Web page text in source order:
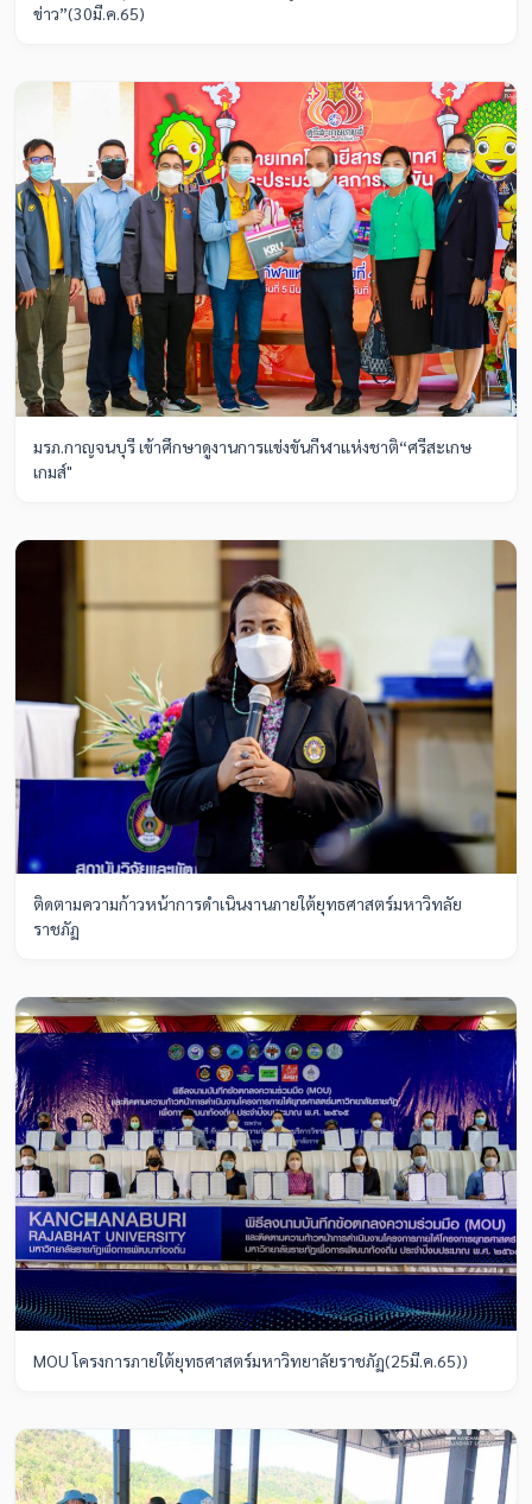
ข่าว”(30มี.ค.65)
มรภ.กาญจนบุรี เข้าศึกษาดูงานการแข่งขันกีฬาแห่งชาติ“ศรีสะเกษ
เกมส์"
ติดตามความก้าวหน้าการดำเนินงานภายใต้ยุทธศาสตร์มหาวิทลัย
ราชภัฏ
MOU โครงการภายใต้ยุทธศาสตร์มหาวิทยาลัยราชภัฏ(25มี.ค.65))